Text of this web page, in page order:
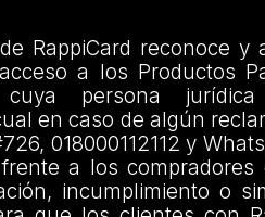
RappiCard reconoce y
a los Productos
persona
en caso de algún
018000112112 y
a los compradores
incumplimiento o